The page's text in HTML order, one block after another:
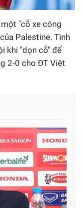
"cỗ xe công
Palestine. Tình
khi "dọn cỗ" để
2-0 cho ĐT Việt